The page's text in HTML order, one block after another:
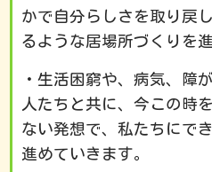
かで自分らしさを取り戻
るような居場所づくりを
・生活困窮や、病気、障
人たちと共に、今この時
ない発想で、私たちにで
進めていきます。